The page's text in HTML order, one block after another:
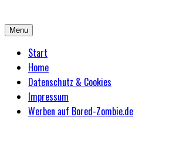
Menu
Start
Home
Datenschutz & Cookies
Impressum
Werben auf Bored-Zombie.de